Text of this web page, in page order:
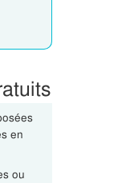
en
ou